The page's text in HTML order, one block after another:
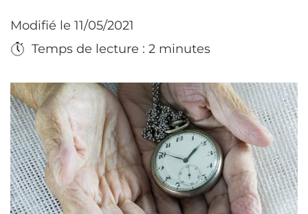
Modifié le 11/05/2021
Temps de lecture : 2 minutes